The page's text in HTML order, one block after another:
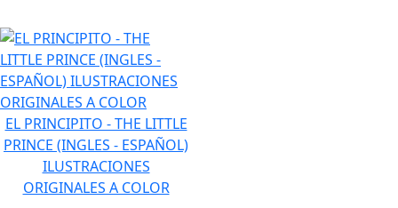
EL PRINCIPITO - THE LITTLE
PRINCE (INGLES - ESPAÑOL)
ILUSTRACIONES
ORIGINALES A COLOR